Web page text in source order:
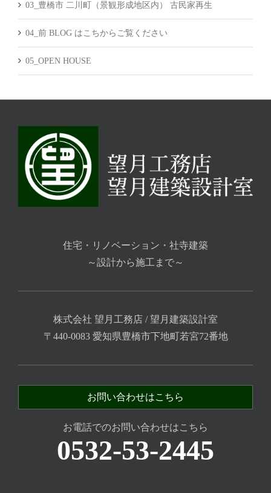
03_豊橋市 二川町（景観形成地区内） 古民家再生
04_前 BLOG はこちからご覧ください
05_OPEN HOUSE
住宅・リノベーション・社寺建築
～設計から施工まで～
株式会社 望月工務店 / 望月建築設計室
〒440-0083 愛知県豊橋市下地町若宮72番地
お問い合わせはこちら
お電話でのお問い合わせはこちら
0532-53-2445